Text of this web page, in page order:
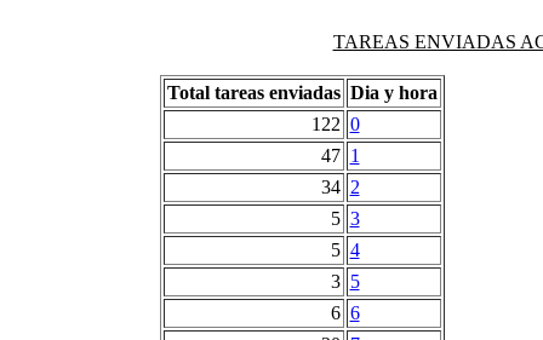
TAREAS ENVIADAS
Total tareas enviadas Dia y hora
122 0
47 1
34 2
5 3
5 4
3 5
6 6